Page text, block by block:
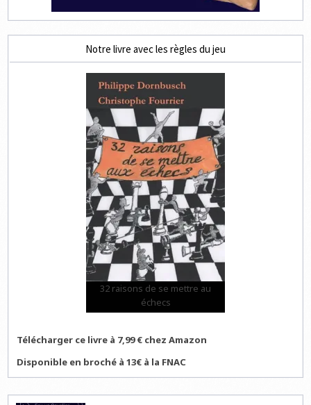
Notre livre avec les règles du jeu
32 raisons de se mettre au
échecs
Télécharger ce livre à 7,99 € chez Amazon
Disponible en broché à 13€ à la FNAC